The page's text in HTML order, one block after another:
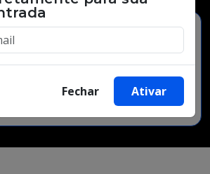
Buscar Vagas
Fechar Ativar